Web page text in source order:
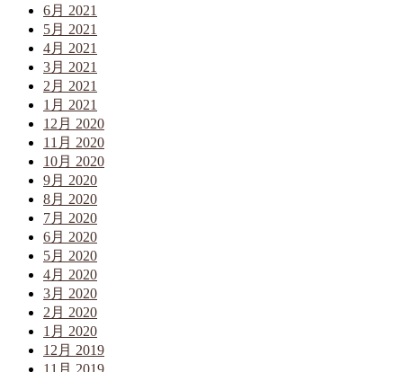
6月 2021
5月 2021
4月 2021
3月 2021
2月 2021
1月 2021
12月 2020
11月 2020
10月 2020
9月 2020
8月 2020
7月 2020
6月 2020
5月 2020
4月 2020
3月 2020
2月 2020
1月 2020
12月 2019
11月 2019